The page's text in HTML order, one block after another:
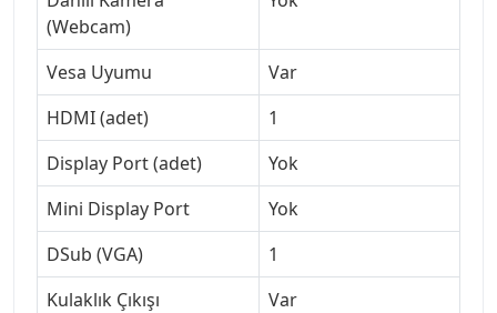
(Webcam)
Vesa Uyumu
Var
HDMI (adet)
1
Display Port (adet)
Yok
Mini Display Port
Yok
DSub (VGA)
1
Kulaklık Çıkışı
Var